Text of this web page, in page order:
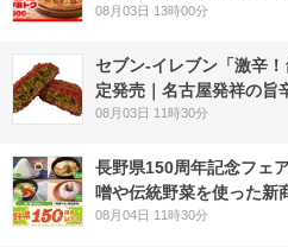
08月03日 13時00分
セブン-イレブン「激辛
定発売｜名古屋発祥の旨
08月03日 11時30分
長野県150周年記念フェ
噌や伝統野菜を使った新
08月04日 11時30分